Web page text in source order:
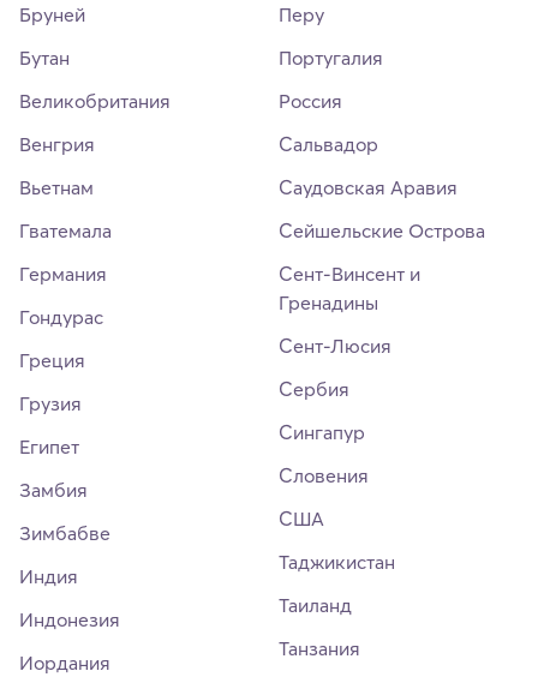
Бруней
Бутан
Великобритания
Венгрия
Вьетнам
Гватемала
Германия
Гондурас
Греция
Грузия
Египет
Замбия
Зимбабве
Индия
Индонезия
Иордания
Перу
Португалия
Россия
Сальвадор
Саудовская Аравия
Сейшельские Острова
Сент-Винсент и
Гренадины
Сент-Люсия
Сербия
Сингапур
Словения
США
Таджикистан
Таиланд
Танзания